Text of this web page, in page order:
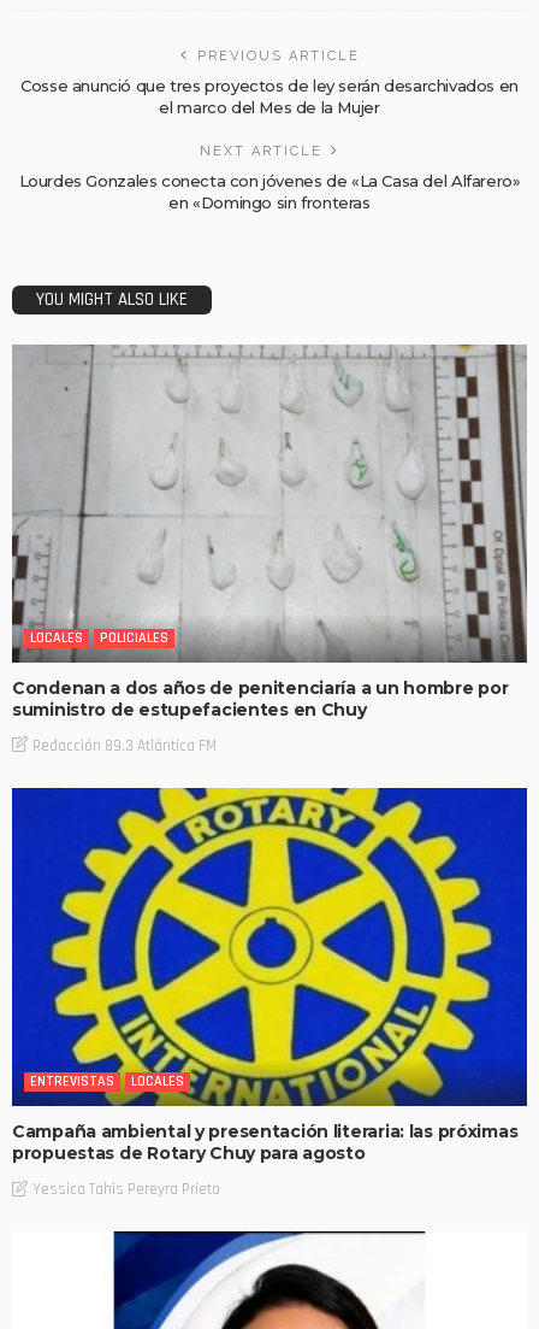
PREVIOUS ARTICLE
Cosse anunció que tres proyectos de ley serán desarchivados en
el marco del Mes de la Mujer
NEXT ARTICLE
Lourdes Gonzales conecta con jóvenes de «La Casa del Alfarero»
en «Domingo sin fronteras
YOU MIGHT ALSO LIKE
LOCALES POLICIALES
Condenan a dos años de penitenciaría a un hombre por
suministro de estupefacientes en Chuy
Redacción 89.3 Atlántica FM
ENTREVISTAS LOCALES
Campaña ambiental y presentación literaria: las próximas
propuestas de Rotary Chuy para agosto
Yessica Tahis Pereyra Prieto